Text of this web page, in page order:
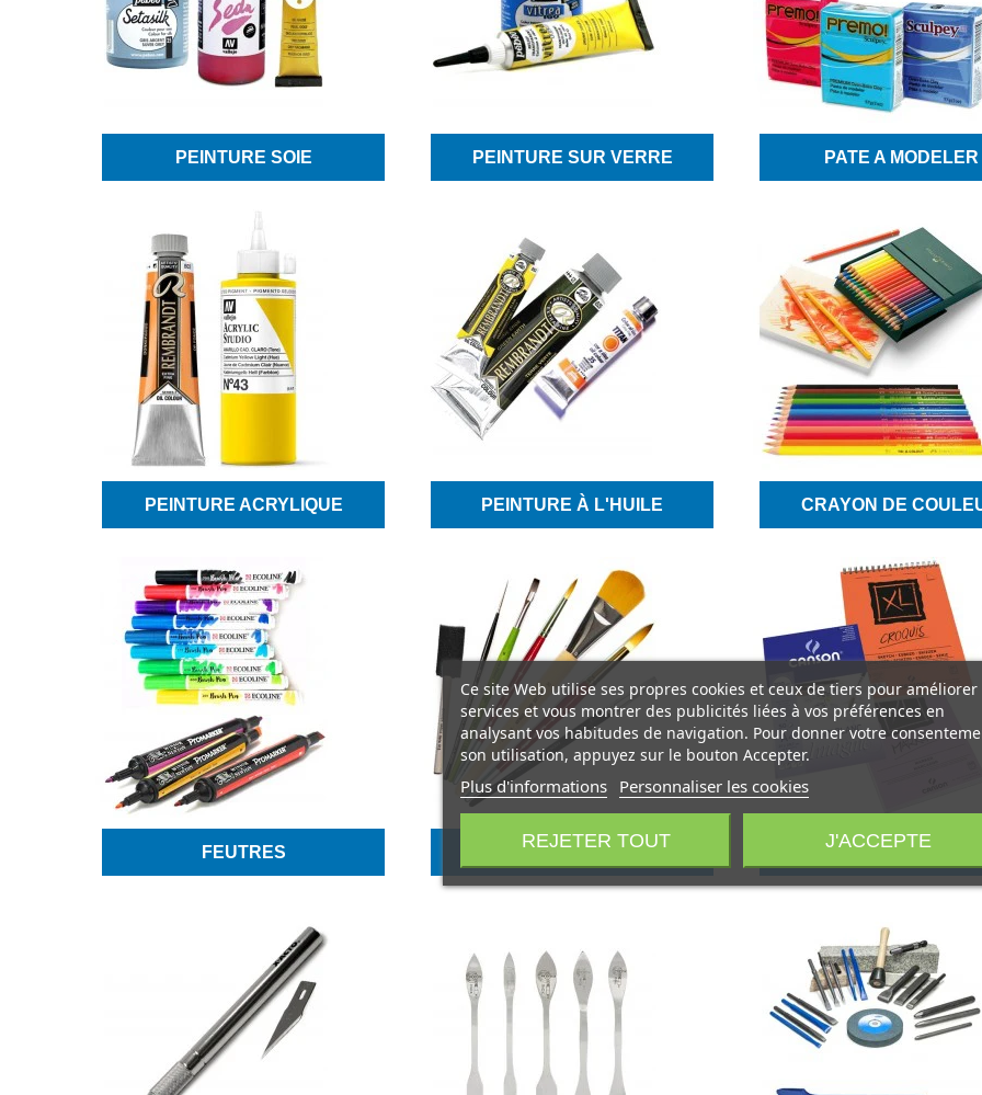
PEINTURE SOIE PEINTURE SUR VERRE PATE A MODELER
PEINTURE ACRYLIQUE PEINTURE À L'HUILE CRAYON DE
FEUTRES PINCEAUX BLOCS
Ce site Web utilise ses propres cookies et ceux de tiers pour améliorer
services et vous montrer des publicités liées à vos préférences en
analysant vos habitudes de navigation. Pour donner votre
son utilisation, appuyez sur le bouton Accepter.
Plus d'informations Personnaliser les cookies
REJETER TOUT J'ACCEPTE